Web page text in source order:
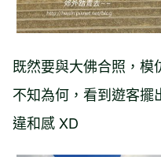
既然要與大佛合照，模
不知為何，看到遊客擺
違和感 XD